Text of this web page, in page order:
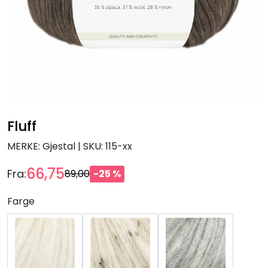
Fluff
MERKE: Gjestal | SKU: 115-xx
Fra:66,7589,00 -25 %
Farge